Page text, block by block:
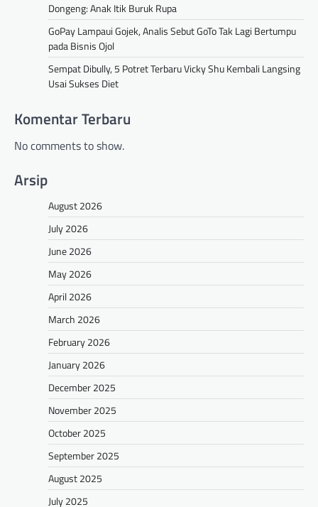
Dongeng: Anak Itik Buruk Rupa
GoPay Lampaui Gojek, Analis Sebut GoTo Tak Lagi Bertumpu
pada Bisnis Ojol
Sempat Dibully, 5 Potret Terbaru Vicky Shu Kembali Langsing
Usai Sukses Diet
Komentar Terbaru
No comments to show.
Arsip
August 2026
July 2026
June 2026
May 2026
April 2026
March 2026
February 2026
January 2026
December 2025
November 2025
October 2025
September 2025
August 2025
July 2025